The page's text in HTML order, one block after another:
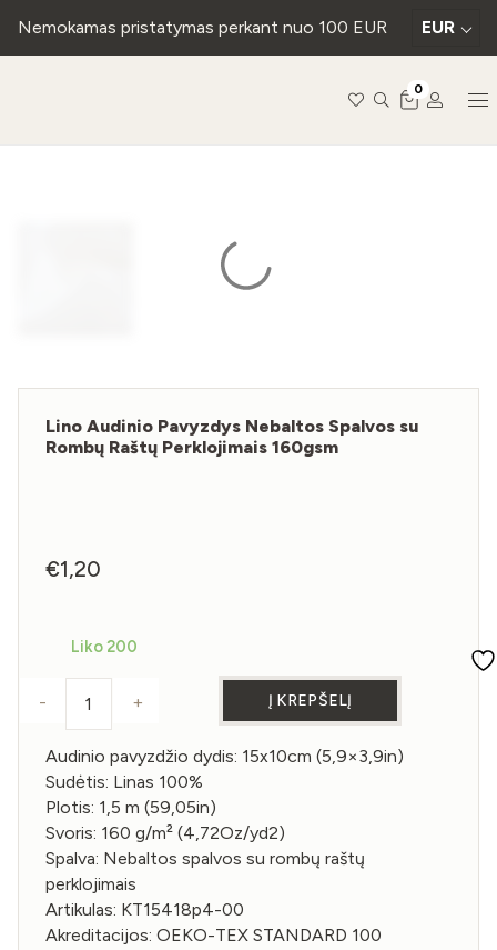
Nemokamas pristatymas perkant nuo 100 EUR EUR
0
Lino Audinio Pavyzdys Nebaltos Spalvos su
Rombų Raštų Perklojimais 160gsm
€1,20
Liko 200
produkto kiekis: Lino Audinio Pavyzdys Nebaltos
- + Į KREPŠELĮ
Audinio pavyzdžio dydis: 15x10cm (5,9×3,9in)
Sudėtis: Linas 100%
Plotis: 1,5 m (59,05in)
Svoris: 160 g/m² (4,72Oz/yd2)
Spalva: Nebaltos spalvos su rombų raštų
perklojimais
Artikulas: KT15418p4-00
Akreditacijos: OEKO-TEX STANDARD 100